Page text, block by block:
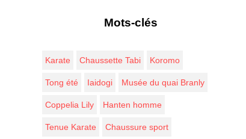
Mots-clés
Karate Chaussette Tabi Koromo
Tong été Iaidogi Musée du quai Branly
Coppelia Lily Hanten homme
Tenue Karate Chaussure sport